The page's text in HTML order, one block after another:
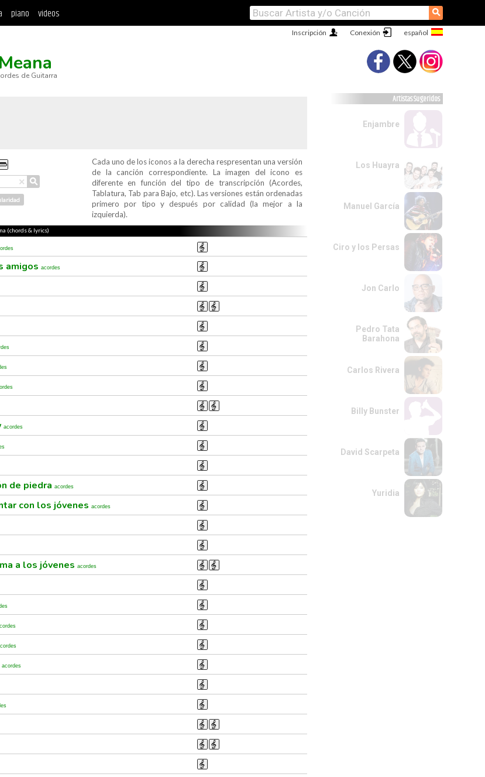
piano videos ⚲
Conexión
Inscripción
de Guitarra
× ⚲
Cada uno de los iconos a la derecha respresentan una versión
de la canción correspondiente. La imagen del icono es
diferente en función del tipo de transcripción (Acordes,
Tablatura, Tab para Bajo, etc). Las versiones están ordenadas
primero por tipo y después por calidad (la mejor a la
izquierda).
(chords & lyrics)
amigos acordes
acordes
de piedra acordes
con los jóvenes acordes
a los jóvenes acordes
acordes
Artistas Sugeridos
Enjambre
Los Huayra
Manuel García
Ciro y los Persas
Jon Carlo
Pedro Tata
Barahona
Carlos Rivera
Billy Bunster
David Scarpeta
Yuridia